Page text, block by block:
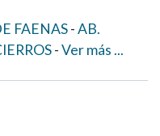
FAENAS AB.
Vermás...